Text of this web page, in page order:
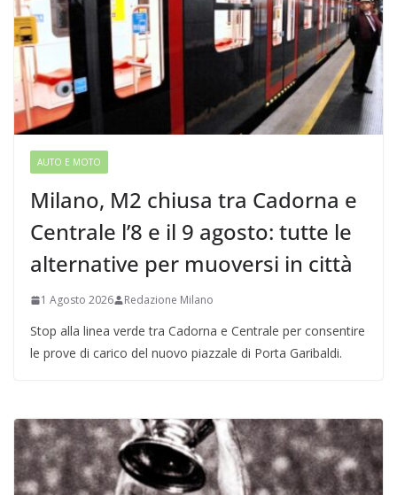
AUTO E MOTO
Milano, M2 chiusa tra Cadorna e
Centrale l’8 e il 9 agosto: tutte le
alternative per muoversi in città
1 Agosto 2026 Redazione Milano
Stop alla linea verde tra Cadorna e Centrale per consentire
le prove di carico del nuovo piazzale di Porta Garibaldi.